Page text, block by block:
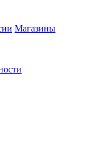
Магазины